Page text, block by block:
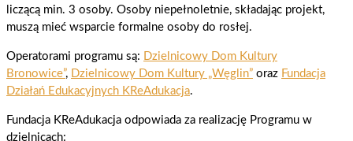
liczącą min. 3 osoby. Osoby niepełnoletnie, składając projekt,
muszą mieć wsparcie formalne osoby do rosłej.
Operatorami programu są: Dzielnicowy Dom Kultury
Bronowice”, Dzielnicowy Dom Kultury „Węglin” oraz Fundacja
Działań Edukacyjnych KReAdukacja.
Fundacja KReAdukacja odpowiada za realizację Programu w
dzielnicach: